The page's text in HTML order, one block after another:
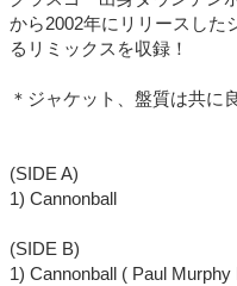
から2002年にリリースした
るリミックスを収録！
＊ジャケット、盤質は共に
(SIDE A)
1) Cannonball
(SIDE B)
1) Cannonball ( Paul Murphy